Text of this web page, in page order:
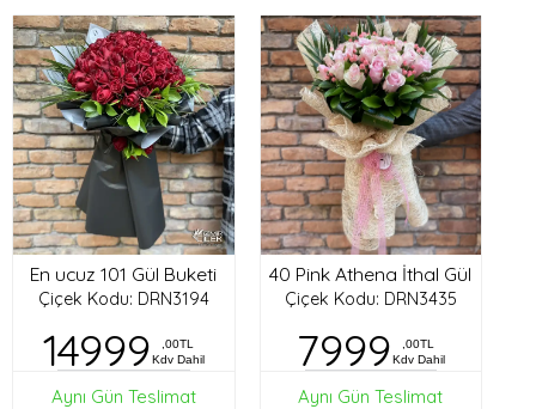
En ucuz 101 Gül Buketi
Çiçek Kodu: DRN3194
14999
,00TL
Kdv Dahil
Aynı Gün Teslimat
40 Pink Athena İthal Gül
Çiçek Kodu: DRN3435
7999
,00TL
Kdv Dahil
Aynı Gün Teslimat